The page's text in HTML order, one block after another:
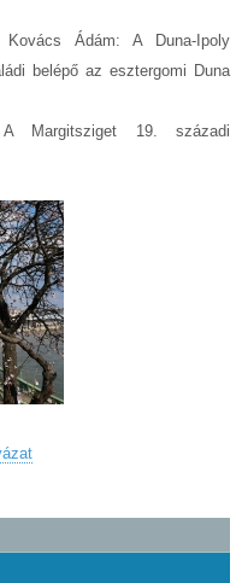
Kovács Ádám: A Duna-Ipoly
belépő az esztergomi Duna
A Margitsziget 19. századi